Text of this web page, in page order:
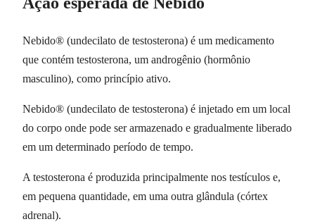
Nebido® (undecilato de testosterona) é um medicamento
que contém testosterona, um androgênio (hormônio
masculino), como princípio ativo.
Nebido® (undecilato de testosterona) é injetado em um local
do corpo onde pode ser armazenado e gradualmente liberado
em um determinado período de tempo.
A testosterona é produzida principalmente nos testículos e,
em pequena quantidade, em uma outra glândula (córtex
adrenal).